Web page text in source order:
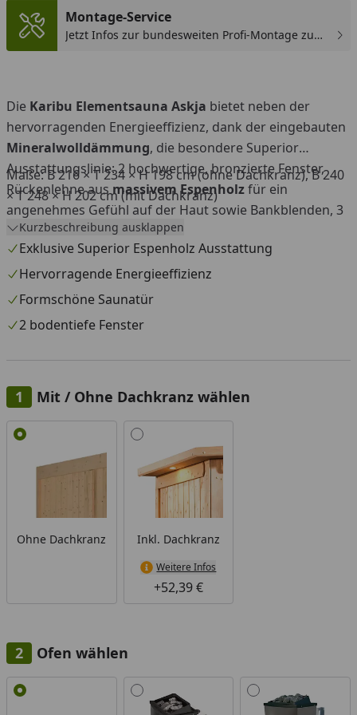
Montage-Service
Jetzt Infos zur bundesweiten Profi-Montage zum
Die Karibu Elementsauna Askja bietet neben der
hervorragenden Energieeffizienz, dank der eingebauten
Mineralwolldämmung, die besondere Superior
Ausstattungslinie: 2 hochwertige, bronzierte Fenster,
Rückenlehne ausmassivem Espenholzfür ein
angenehmes Gefühl auf der Haut sowie Bankblenden, 3
Liegen und ein Ofenschutzgitter, ebenfalls aus massivem
Espenholz. Espenholz ist ein klassisches Holz in feiner
Optik mit geringer Wärmeleitfähigkeit und ideal
geeignet für die Sauna-Innenausstattung. Ein Dachkranz
optional erhältlich.
Maße: B 216 × T 234 × H 198 cm (ohne Dachkranz), B 240
× T 248 × H 202 cm (mit Dachkranz)
Kurzbeschreibung ausklappen
Exklusive Superior Espenholz Ausstattung
Hervorragende Energieeffizienz
Formschöne Saunatür
2 bodentiefe Fenster
Mit / Ohne Dachkranz wählen
Alle anzeigen (2)
Ohne Dachkranz Inkl. Dachkranz
Weitere Infos
+52,39 €
Ofen wählen
Alle anzeigen (6)